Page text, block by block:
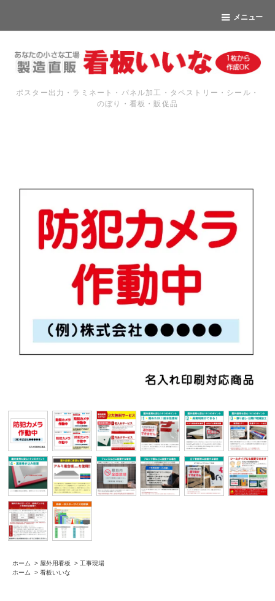
メニュー
ポスター出力・ラミネート・パネル加工・タペストリー・シール・
のぼり・看板・販促品
ホーム > 屋外用看板 > 工事現場
ホーム
> 看板いいな